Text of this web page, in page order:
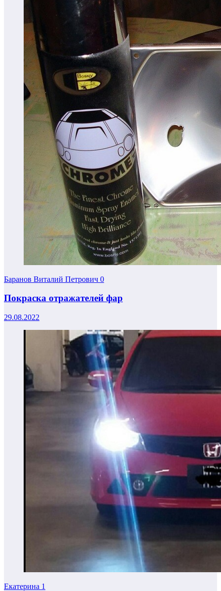
Баранов Виталий Петрович 0
Покраска отражателей фар
29.08.2022
Екатерина 1